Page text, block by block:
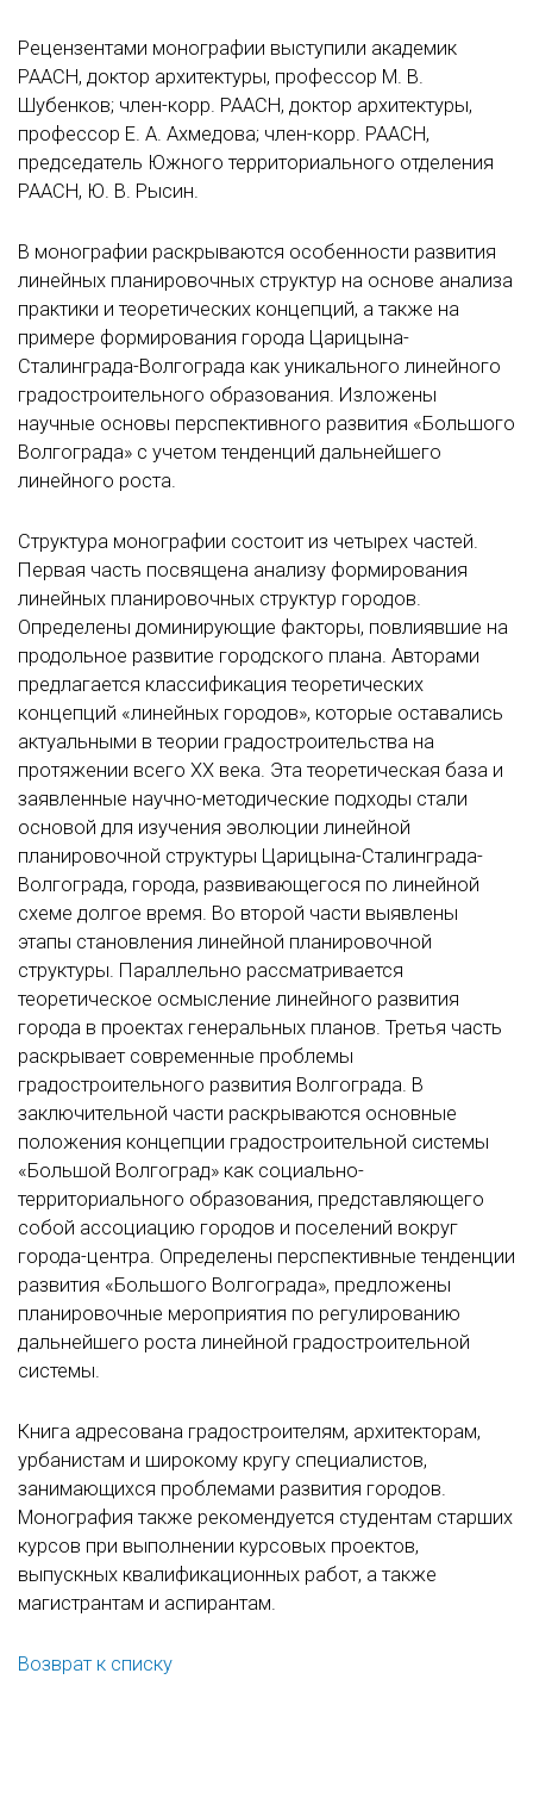
Рецензентами монографии выступили академик
РААСН, доктор архитектуры, профессор М. В.
Шубенков; член-корр. РААСН, доктор архитектуры,
профессор Е. А. Ахмедова; член-корр. РААСН,
председатель Южного территориального отделения
РААСН, Ю. В. Рысин.
В монографии раскрываются особенности развития
линейных планировочных структур на основе анализа
практики и теоретических концепций, а также на
примере формирования города Царицына-
Сталинграда-Волгограда как уникального линейного
градостроительного образования. Изложены
научные основы перспективного развития «Большого
Волгограда» с учетом тенденций дальнейшего
линейного роста.
Структура монографии состоит из четырех частей.
Первая часть посвящена анализу формирования
линейных планировочных структур городов.
Определены доминирующие факторы, повлиявшие на
продольное развитие городского плана. Авторами
предлагается классификация теоретических
концепций «линейных городов», которые оставались
актуальными в теории градостроительства на
протяжении всего XX века. Эта теоретическая база и
заявленные научно-методические подходы стали
основой для изучения эволюции линейной
планировочной структуры Царицына-Сталинграда-
Волгограда, города, развивающегося по линейной
схеме долгое время. Во второй части выявлены
этапы становления линейной планировочной
структуры. Параллельно рассматривается
теоретическое осмысление линейного развития
города в проектах генеральных планов. Третья часть
раскрывает современные проблемы
градостроительного развития Волгограда. В
заключительной части раскрываются основные
положения концепции градостроительной системы
«Большой Волгоград» как социально-
территориального образования, представляющего
собой ассоциацию городов и поселений вокруг
города-центра. Определены перспективные тенденции
развития «Большого Волгограда», предложены
планировочные мероприятия по регулированию
дальнейшего роста линейной градостроительной
системы.
Книга адресована градостроителям, архитекторам,
урбанистам и широкому кругу специалистов,
занимающихся проблемами развития городов.
Монография также рекомендуется студентам старших
курсов при выполнении курсовых проектов,
выпускных квалификационных работ, а также
магистрантам и аспирантам.
Возврат к списку